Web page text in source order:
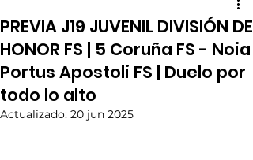
PREVIA J19 JUVENIL DIVISIÓN DE
HONOR FS | 5 Coruña FS - Noia
Portus Apostoli FS | Duelo por
todo lo alto
Actualizado: 20 jun 2025